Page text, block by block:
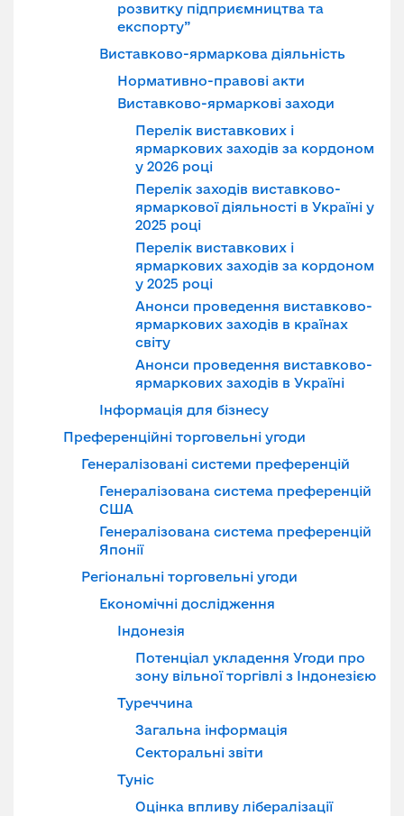
розвитку підприємництва та
експорту”
Виставково-ярмаркова діяльність
Нормативно-правові акти
Виставково-ярмаркові заходи
Перелік виставкових і
ярмаркових заходів за кордоном
у 2026 році
Перелік заходів виставково-
ярмаркової діяльності в Україні у
2025 році
Перелік виставкових і
ярмаркових заходів за кордоном
у 2025 році
Анонси проведення виставково-
ярмаркових заходів в країнах
світу
Анонси проведення виставково-
ярмаркових заходів в Україні
Інформація для бізнесу
Преференційні торговельні угоди
Генералізовані системи преференцій
Генералізована система преференцій
США
Генералізована система преференцій
Японії
Регіональні торговельні угоди
Економічні дослідження
Індонезія
Потенціал укладення Угоди про
зону вільної торгівлі з Індонезією
Туреччина
Загальна інформація
Секторальні звіти
Туніс
Оцінка впливу лібералізації